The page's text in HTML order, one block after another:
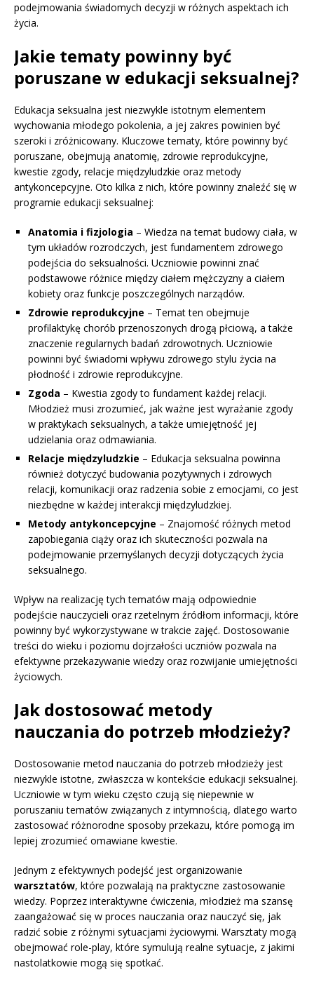
podejmowania świadomych decyzji w różnych aspektach ich
życia.
Jakie tematy powinny być
poruszane w edukacji seksualnej?
Edukacja seksualna jest niezwykle istotnym elementem
wychowania młodego pokolenia, a jej zakres powinien być
szeroki i zróżnicowany. Kluczowe tematy, które powinny być
poruszane, obejmują anatomię, zdrowie reprodukcyjne,
kwestie zgody, relacje międzyludzkie oraz metody
antykoncepcyjne. Oto kilka z nich, które powinny znaleźć się w
programie edukacji seksualnej:
Anatomia i fizjologia – Wiedza na temat budowy ciała, w
tym układów rozrodczych, jest fundamentem zdrowego
podejścia do seksualności. Uczniowie powinni znać
podstawowe różnice między ciałem mężczyzny a ciałem
kobiety oraz funkcje poszczególnych narządów.
Zdrowie reprodukcyjne – Temat ten obejmuje
profilaktykę chorób przenoszonych drogą płciową, a także
znaczenie regularnych badań zdrowotnych. Uczniowie
powinni być świadomi wpływu zdrowego stylu życia na
płodność i zdrowie reprodukcyjne.
Zgoda – Kwestia zgody to fundament każdej relacji.
Młodzież musi zrozumieć, jak ważne jest wyrażanie zgody
w praktykach seksualnych, a także umiejętność jej
udzielania oraz odmawiania.
Relacje międzyludzkie – Edukacja seksualna powinna
również dotyczyć budowania pozytywnych i zdrowych
relacji, komunikacji oraz radzenia sobie z emocjami, co jest
niezbędne w każdej interakcji międzyludzkiej.
Metody antykoncepcyjne – Znajomość różnych metod
zapobiegania ciąży oraz ich skuteczności pozwala na
podejmowanie przemyślanych decyzji dotyczących życia
seksualnego.
Wpływ na realizację tych tematów mają odpowiednie
podejście nauczycieli oraz rzetelnym źródłom informacji, które
powinny być wykorzystywane w trakcie zajęć. Dostosowanie
treści do wieku i poziomu dojrzałości uczniów pozwala na
efektywne przekazywanie wiedzy oraz rozwijanie umiejętności
życiowych.
Jak dostosować metody
nauczania do potrzeb młodzieży?
Dostosowanie metod nauczania do potrzeb młodzieży jest
niezwykle istotne, zwłaszcza w kontekście edukacji seksualnej.
Uczniowie w tym wieku często czują się niepewnie w
poruszaniu tematów związanych z intymnością, dlatego warto
zastosować różnorodne sposoby przekazu, które pomogą im
lepiej zrozumieć omawiane kwestie.
Jednym z efektywnych podejść jest organizowanie
warsztatów, które pozwalają na praktyczne zastosowanie
wiedzy. Poprzez interaktywne ćwiczenia, młodzież ma szansę
zaangażować się w proces nauczania oraz nauczyć się, jak
radzić sobie z różnymi sytuacjami życiowymi. Warsztaty mogą
obejmować role-play, które symulują realne sytuacje, z jakimi
nastolatkowie mogą się spotkać.